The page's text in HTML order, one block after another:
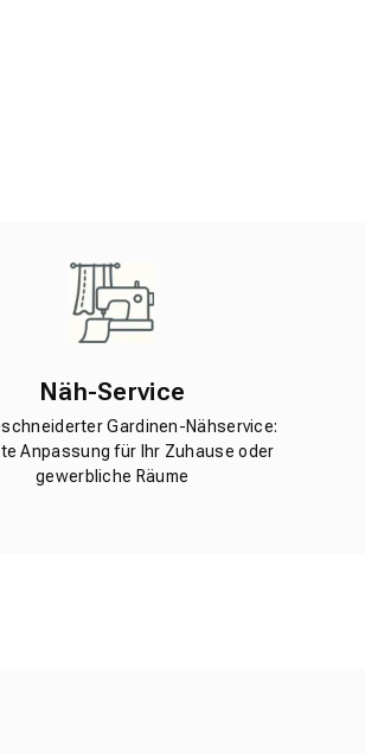
Näh-Service
Gardinen-Nähservice:
Anpassung für Ihr Zuhause oder
gewerbliche Räume